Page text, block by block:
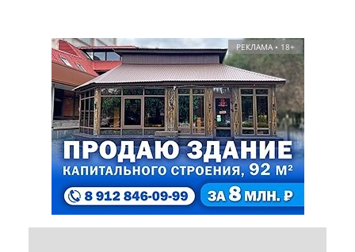
РЕКЛАМА • 18+